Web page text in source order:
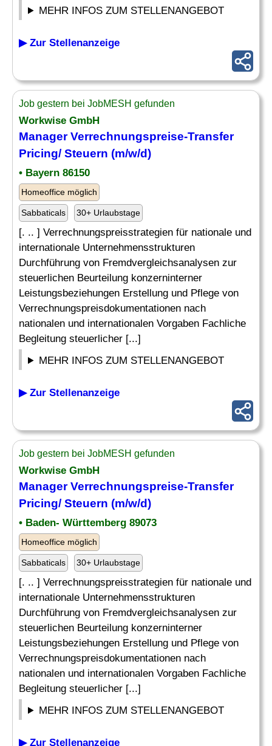
MEHR INFOS ZUM STELLENANGEBOT
▶ Zur Stellenanzeige
Job gestern bei JobMESH gefunden
Workwise GmbH
ManagerVerrechnungspreise-Transfer
Pricing/ Steuern (m/w/d)
• Bayern 86150
Homeoffice möglich
Sabbaticals 30+ Urlaubstage
[. .. ] Verrechnungspreisstrategien für nationale und
internationale Unternehmensstrukturen
Durchführung von Fremdvergleichsanalysen zur
steuerlichen Beurteilung konzerninterner
Leistungsbeziehungen Erstellung und Pflege von
Verrechnungspreisdokumentationen nach
nationalen und internationalen Vorgaben Fachliche
Begleitung steuerlicher [...]
MEHR INFOS ZUM STELLENANGEBOT
▶ Zur Stellenanzeige
Job gestern bei JobMESH gefunden
Workwise GmbH
ManagerVerrechnungspreise-Transfer
Pricing/ Steuern (m/w/d)
• Baden- Württemberg 89073
Homeoffice möglich
Sabbaticals 30+ Urlaubstage
[. .. ] Verrechnungspreisstrategien für nationale und
internationale Unternehmensstrukturen
Durchführung von Fremdvergleichsanalysen zur
steuerlichen Beurteilung konzerninterner
Leistungsbeziehungen Erstellung und Pflege von
Verrechnungspreisdokumentationen nach
nationalen und internationalen Vorgaben Fachliche
Begleitung steuerlicher [...]
MEHR INFOS ZUM STELLENANGEBOT
▶ Zur Stellenanzeige